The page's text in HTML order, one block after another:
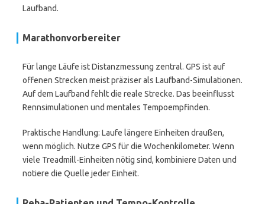
Laufband.
Marathonvorbereiter
Für lange Läufe ist Distanzmessung zentral. GPS ist auf
offenen Strecken meist präziser als Laufband-Simulationen.
Auf dem Laufband fehlt die reale Strecke. Das beeinflusst
Rennsimulationen und mentales Tempoempfinden.
Praktische Handlung: Laufe längere Einheiten draußen,
wenn möglich. Nutze GPS für die Wochenkilometer. Wenn
viele Treadmill-Einheiten nötig sind, kombiniere Daten und
notiere die Quelle jeder Einheit.